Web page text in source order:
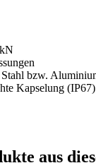
Stahl bzw.
Kapselung (IP67)
aus